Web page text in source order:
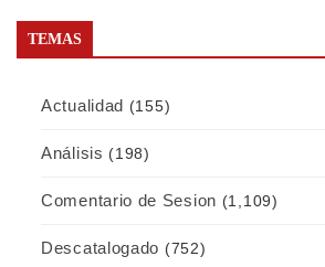
TEMAS
Actualidad (155)
Análisis (198)
Comentario de Sesion (1,109)
Descatalogado (752)